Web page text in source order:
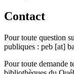
Contact
Pour toute question
publiques : peb [at]
Pour toute demande